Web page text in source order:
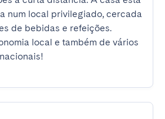
num local privilegiado, cercada
de bebidas e refeições.
local e também de vários